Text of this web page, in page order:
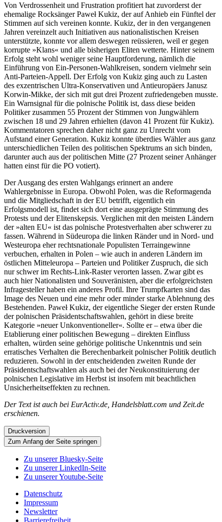
Von Verdrossenheit und Frustration profitiert hat zuvorderst der
ehemalige Rocksänger Paweł Kukiz, der auf Anhieb ein Fünftel der
Stimmen auf sich vereinen konnte. Kukiz, der in den vergangenen
Jahren vereinzelt auch Initiativen aus nationalistischen Kreisen
unterstützte, konnte vor allem deswegen reüssieren, weil er gegen
korrupte »Klans« und alle bisherigen Eliten wetterte. Hinter seinem
Erfolg steht wohl weniger seine Hauptforderung, nämlich die
Einführung von Ein-Personen-Wahlkreisen, sondern vielmehr sein
Anti-Parteien-Appell. Der Erfolg von Kukiz ging auch zu Lasten
des exzentrischen Ultra-Konservativen und Antieuropäers Janusz
Korwin-Mikke, der sich mit gut drei Prozent zufriedengeben musste.
Ein Warnsignal für die polnische Politik ist, dass diese beiden
Politiker zusammen 55 Prozent der Stimmen von Jungwählern
zwischen 18 und 29 Jahren erhielten (davon 41 Prozent für Kukiz).
Kommentatoren sprechen daher nicht ganz zu Unrecht vom
Aufstand einer Generation. Kukiz konnte überdies Wähler aus ganz
unterschiedlichen Teilen des politischen Spektrums an sich binden,
darunter auch aus der politischen Mitte (27 Prozent seiner Anhänger
hatten einst für die PO votiert).
Der Ausgang des ersten Wahlgangs erinnert an andere
Wahlergebnisse in Europa. Obwohl Polen, was die Reformagenda
und die Mitgliedschaft in der EU betrifft, eigentlich ein
Erfolgsmodell ist, findet sich dort eine ausgeprägte Stimmung des
Protests und der Elitenskepsis. Verglichen mit den meisten Ländern
der »alten EU« ist das polnische Protestverhalten aber schwerer zu
fassen. Während in Südeuropa die linken Ränder und in Nord- und
Westeuropa eher rechtsnationale Populisten Terraingewinne
verbuchen, erhalten in Polen – wie auch in anderen Ländern im
östlichen Mitteleuropa – Parteien und Politiker Zuspruch, die sich
nur schwer im Rechts-Link-Raster verorten lassen. Zwar gibt es
auch hier Nationalisten und Souveränisten, aber die erfolgreichsten
Infragesteller haben ein anderes Profil. Ihre Trumpfkarten sind das
Image des Neuen und eine mehr oder minder starke Ablehnung des
Bestehenden. Paweł Kukiz, der eigentliche Sieger der ersten Runde
der polnischen Präsidentschaftswahlen, gehört in diese breite
Kategorie »neuer Unkonventioneller«. Sollte er – etwa über die
Etablierung einer politischen Bewegung – direkten Einfluss
erhalten, würden seine gehörige politische Unkenntnis und sein
erratisches Verhalten die Berechenbarkeit polnischer Politik deutlich
reduzieren. Sowohl in der entscheidenden zweiten Runde der
Präsidentschaftswahlen als auch bei der Neukonstituierung der
polnischen Legislative im Herbst ist insofern mit beachtlichen
Unsicherheitseffekten zu rechnen.
Der Text ist auch bei EurActiv.de , Handelsblatt.com und Zeit.de
erschienen.
Druckversion
Zum Anfang der Seite springen
Zu unserer Bluesky-Seite
Zu unserer LinkedIn-Seite
Zu unserer Youtube-Seite
Datenschutz
Impressum
Newsletter
Barrierefreiheit